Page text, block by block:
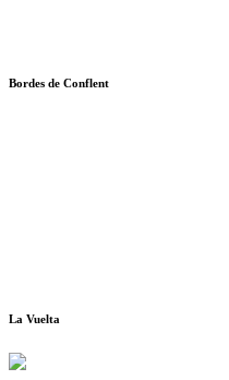
Bordes de Conflent
La Vuelta